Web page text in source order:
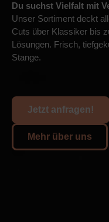
Du suchst Vielfalt mit
Unser Sortiment deckt
Cuts über Klassiker bis
Lösungen. Frisch,
Stange.
Jetzt anfragen!
Mehr über uns